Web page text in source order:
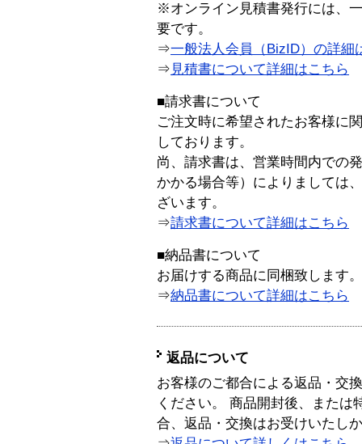
※オンライン見積書発行には、
要です。
⇒一般法人会員（BizID）の詳細
⇒ 見積書について詳細はこちら
■請求書について
ご注文時に希望されたお客様に
しております。
尚、請求書は、営業時間内での
かかる場合等）によりましては
ざいます。
⇒請求書について詳細はこちら
■納品書について
お届けする商品に同梱致します。
⇒納品書について詳細はこちら
返品について
お客様のご都合による返品・交
ください。 商品開封後、または
合、返品・交換はお受けいたし